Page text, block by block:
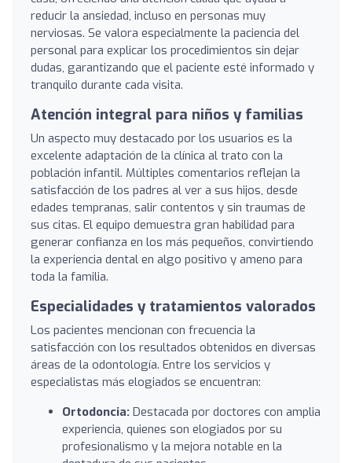
reducir la ansiedad, incluso en personas muy
nerviosas. Se valora especialmente la paciencia del
personal para explicar los procedimientos sin dejar
dudas, garantizando que el paciente esté informado y
tranquilo durante cada visita.
Atención integral para niños y familias
Un aspecto muy destacado por los usuarios es la
excelente adaptación de la clínica al trato con la
población infantil. Múltiples comentarios reflejan la
satisfacción de los padres al ver a sus hijos, desde
edades tempranas, salir contentos y sin traumas de
sus citas. El equipo demuestra gran habilidad para
generar confianza en los más pequeños, convirtiendo
la experiencia dental en algo positivo y ameno para
toda la familia.
Especialidades y tratamientos valorados
Los pacientes mencionan con frecuencia la
satisfacción con los resultados obtenidos en diversas
áreas de la odontología. Entre los servicios y
especialistas más elogiados se encuentran:
Ortodoncia: Destacada por doctores con amplia
experiencia, quienes son elogiados por su
profesionalismo y la mejora notable en la